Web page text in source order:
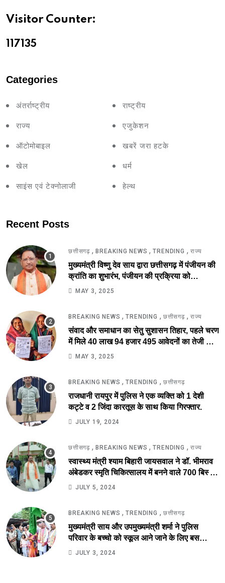
Visitor Counter:
117135
Categories
अंतर्राष्ट्रीय राष्ट्रीय
राज्य एजुकेशन
ऑटोमोबाइल खबरें जरा हटके
खेल धर्म
साइंस एवं टेक्नोलाजी हेल्थ
Recent Posts
छत्तीसगढ़ , BREAKING NEWS ,TRENDING , राज्य
मुख्यमंत्री विष्णु देव साय द्वारा छत्तीसगढ़ में पंजीयन की
क्रांति का शुभारंभ, पंजीयन की प्रक्रिया को
सरलीकरण कर 10 दिन का काम अब 10 मिनट में..
MAY 3, 2025
BREAKING NEWS ,TRENDING , छत्तीसगढ़, राज्य
संवाद और समाधान का सेतु सुशासन तिहार, पहले चरण
में मिले 40 लाख 94 हजार 495 आवेदनों का तेजी से
निराकरण की ओर.
MAY 3, 2025
BREAKING NEWS ,TRENDING , छत्तीसगढ़
राजधानी रायपुर में पुलिस ने एक व्यक्ति को 1 देशी
कट्टे व 2 जिंदा कारतूस के साथ किया गिरफ्तार.
JULY 19, 2024
छत्तीसगढ़ , BREAKING NEWS ,TRENDING , राज्य
स्वास्थ्य मंत्री श्याम बिहारी जायसवाल ने डॉ. भीमराव
अंबेडकर स्मृति चिकित्सालय में बनने वाले 700 बिस्तर
अस्पताल का किया स्थल निरीक्षण.
JULY 5, 2024
BREAKING NEWS ,TRENDING , छत्तीसगढ़
मुख्यमंत्री साय और उपमुख्यमंत्री शर्मा ने पुलिस
परिवार के बच्चो को स्कूल आने जाने के लिए बस
सुविधा को हरी झंडी दिखाकर कर किया आरंभ.
JULY 3, 2024